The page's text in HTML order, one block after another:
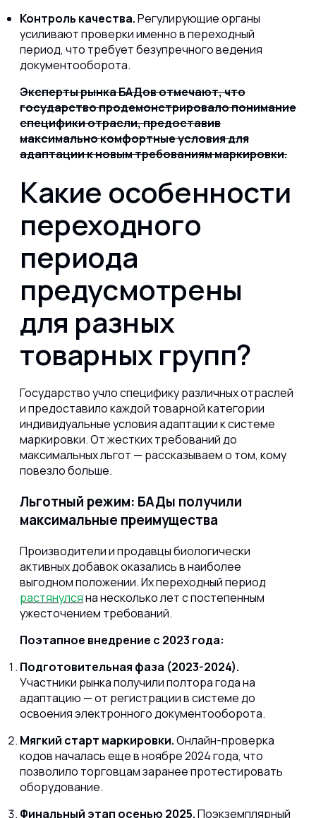
Контроль качества.Регулирующие органы
усиливают проверки именно в переходный
период, что требует безупречного ведения
документооборота.
Эксперты рынка БАДов отмечают, что
государство продемонстрировало понимание
специфики отрасли, предоставив
максимально комфортные условия для
адаптации к новым требованиям маркировки.
Какие особенности
переходного
периода
предусмотрены
для разных
товарных групп?
Государство учло специфику различных отраслей
и предоставило каждой товарной категории
индивидуальные условия адаптации к системе
маркировки. От жестких требований до
максимальных льгот — рассказываем о том, кому
повезло больше.
Льготный режим: БАДы получили
максимальные преимущества
Производители и продавцы биологически
активных добавок оказались в наиболее
выгодном положении. Их переходный период
растянулсяна несколько лет с постепенным
ужесточением требований.
Поэтапное внедрение с 2023 года:
Подготовительная фаза (2023-2024).
Участники рынка получили полтора года на
адаптацию — от регистрации в системе до
освоения электронного документооборота.
Мягкий старт маркировки.Онлайн-проверка
кодов началась еще в ноябре 2024 года, что
позволило торговцам заранее протестировать
оборудование.
Финальный этап осенью 2025.Поэкземплярный